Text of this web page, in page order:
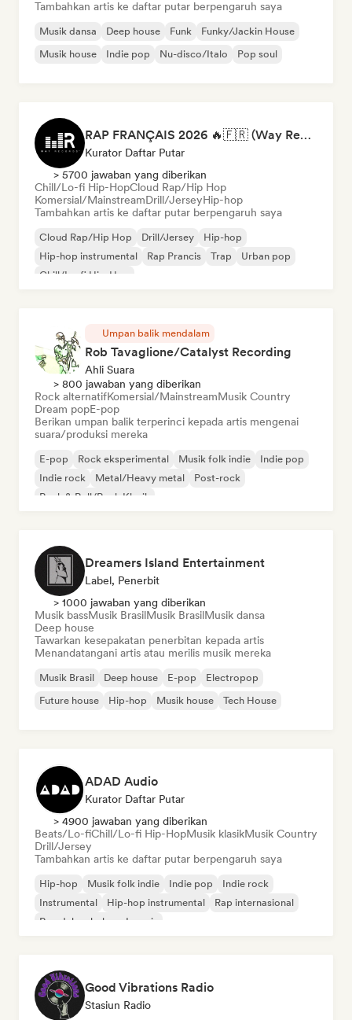
Tambahkan artis ke daftar putar berpengaruh saya
Musik dansa Deep house Funk
Funky/Jackin House
Musik house
Indie pop Nu-disco/Italo Pop soul
RAP FRANÇAIS 2026 🔥🇫🇷 (Way Records)
Kurator Daftar Putar
> 5700 jawaban yang diberikan
Chill/Lo-fi Hip-HopCloud Rap/Hip Hop
Komersial/MainstreamDrill/JerseyHip-hop
Tambahkan artis ke daftar putar berpengaruh saya
Cloud Rap/Hip Hop Drill/Jersey
Hip-hop
Hip-hop instrumental
Rap Prancis Trap
Urban pop
Chill/Lo-fi Hip-Hop
Umpan balik mendalam
Rob Tavaglione/Catalyst Recording
Ahli Suara
> 800 jawaban yang diberikan
Rock alternatifKomersial/MainstreamMusik Country
Dream popE-pop
Berikan umpan balik terperinci kepada artis mengenai
suara/produksi mereka
E-pop Rock eksperimental Musik folk indie
Indie pop
Indie rock
Metal/Heavy metal
Post-rock
Rock & Roll/Rock Klasik
Dreamers Island Entertainment
Label, Penerbit
> 1000 jawaban yang diberikan
Musik bassMusik BrasilMusik BrasilMusik dansa
Deep house
Tawarkan kesepakatan penerbitan kepada artis
Menandatangani artis atau merilis musik mereka
Musik Brasil Deep house E-pop
Electropop
Future house
Hip-hop Musik house Tech House
ADAD Audio
Kurator Daftar Putar
> 4900 jawaban yang diberikan
Beats/Lo-fiChill/Lo-fi Hip-HopMusik klasikMusik Country
Drill/Jersey
Tambahkan artis ke daftar putar berpengaruh saya
Hip-hop Musik folk indie Indie pop
Indie rock
Instrumental
Hip-hop instrumental
Rap internasional
Rap dalam bahasa Inggris
Good Vibrations Radio
Stasiun Radio